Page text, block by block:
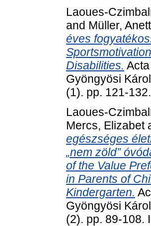
Laoues-
and Müller,
éves
Disabilities.
Gyöngyösi
(1). pp. 121-
Laoues-
Mercs, Elizabet
egészséges
„nem zöld”
of the Value
in Parents of
Kindergarten.
Gyöngyösi
(2). pp. 89-108.